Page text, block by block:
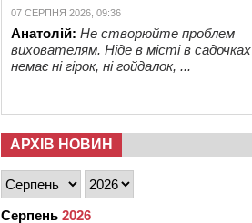
07 СЕРПНЯ 2026, 09:36
Анатолій: Не створюйте проблем
вихователям. Ніде в місті в садочках
немає ні гірок, ні гойдалок, ...
АРХІВ НОВИН
Серпень 2026